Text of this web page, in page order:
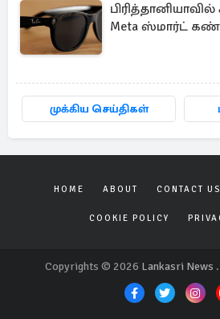
Meta ஸ்மார்ட்
முக்கிய செய்திகள்
HOME ABOUT CONTACT US
COOKIE POLICY
Copyrights © 2026 Lankasri News